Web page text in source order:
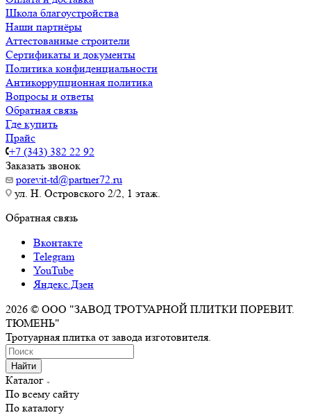
Школа благоустройства
Наши партнёры
Аттестованные строители
Сертификаты и документы
Политика конфиденциальности
Антикоррупционная политика
Вопросы и ответы
Обратная связь
Где купить
Прайс
+7 (343) 382 22 92
Заказать звонок
porevit-td@partner72.ru
ул. Н. Островского 2/2, 1 этаж.
Обратная связь
Вконтакте
Telegram
YouTube
Яндекс.Дзен
2026 © ООО "ЗАВОД ТРОТУАРНОЙ ПЛИТКИ ПОРЕВИТ.
ТЮМЕНЬ"
Тротуарная плитка от завода изготовителя.
Найти
Каталог
По всему сайту
По каталогу